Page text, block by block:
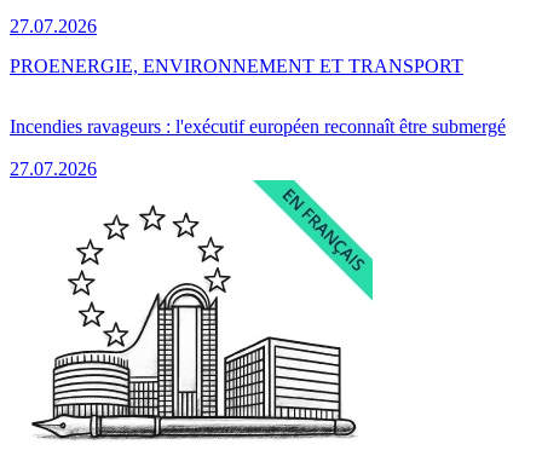
27.07.2026
Incendies ravageurs : l'exécutif européen reconnaît être submergé
27.07.2026
PROENERGIE, ENVIRONNEMENT ET TRANSPORT